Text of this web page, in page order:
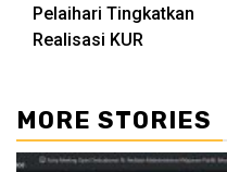
Pelaihari Tingkatkan
Realisasi KUR
MORE STORIES